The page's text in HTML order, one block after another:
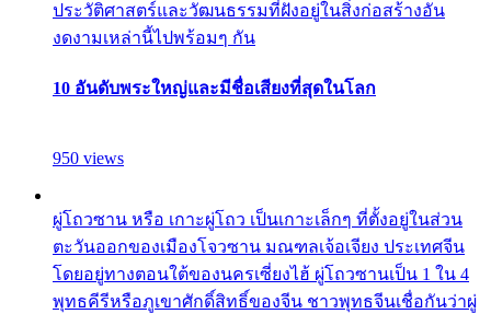
ประวัติศาสตร์และวัฒนธรรมที่ฝังอยู่ในสิ่งก่อสร้างอัน
งดงามเหล่านี้ไปพร้อมๆ กัน
10 อันดับพระใหญ่และมีชื่อเสียงที่สุดในโลก
950 views
ผู่โถวซาน หรือ เกาะผู่โถว เป็นเกาะเล็กๆ ที่ตั้งอยู่ในส่วน
ตะวันออกของเมืองโจวซาน มณฑลเจ้อเจียง ประเทศจีน
โดยอยู่ทางตอนใต้ของนครเซี่ยงไฮ้ ผู่โถวซานเป็น 1 ใน 4
พุทธคีรีหรือภูเขาศักดิ์สิทธิ์ของจีน ชาวพุทธจีนเชื่อกันว่าผู่